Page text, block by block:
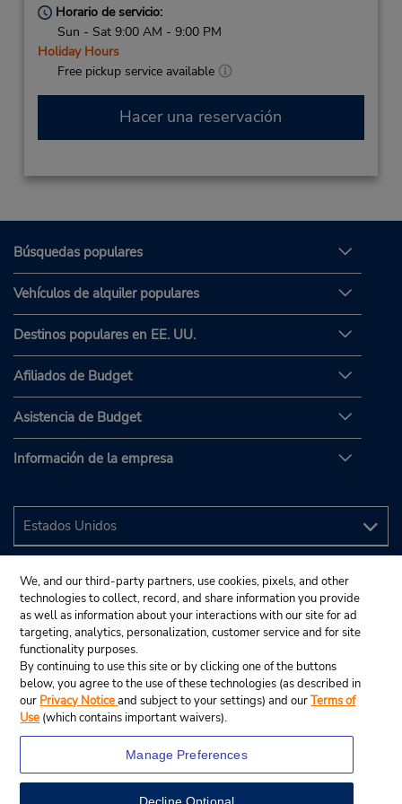
Horario de servicio:
Sun - Sat 9:00 AM - 9:00 PM
Holiday Hours
Free pickup service available
Hacer una reservación
Búsquedas populares
Vehículos de alquiler populares
Destinos populares en EE. UU.
Afiliados de Budget
Asistencia de Budget
Información de la empresa
We, and our third-party partners, use cookies, pixels, and other
technologies to collect, record, and share information you provide
as well as information about your interactions with our site for ad
targeting, analytics, personalization, customer service and for site
functionality purposes.
By continuing to use this site or by clicking one of the buttons
below, you agree to the use of these technologies (as described in
our Privacy Noticeand subject to your settings) and ourTerms of
Use (which contains important waivers).
Manage Preferences